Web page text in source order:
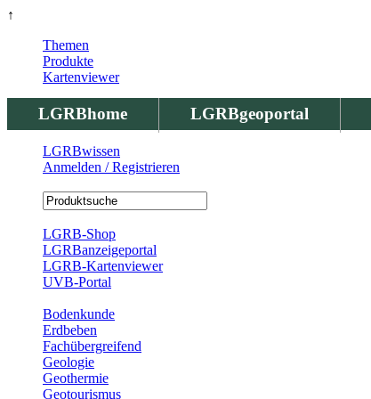
↑
LGRBhome LGRBgeoportal
Themen
Produkte
Kartenviewer
LGRBwissen
Anmelden / Registrieren
LGRB-Shop
LGRBanzeigeportal
LGRB-Kartenviewer
UVB-Portal
Bodenkunde
Erdbeben
Fachübergreifend
Geologie
Geothermie
Geotourismus